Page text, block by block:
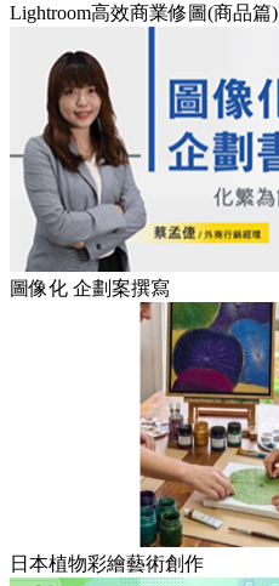
Lightroom高效商業修圖(商品篇)
圖像化 企劃案撰寫
日本植物彩繪藝術創作